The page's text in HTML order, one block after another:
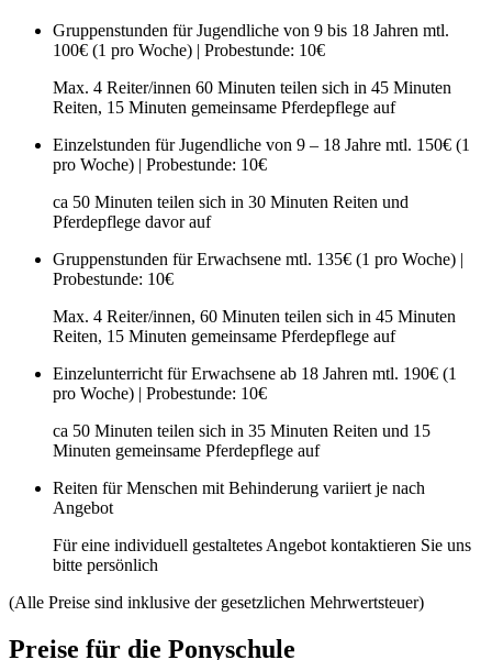
Gruppenstunden für Jugendliche von 9 bis 18 Jahren mtl.
100€ (1 pro Woche) | Probestunde: 10€
Max. 4 Reiter/innen 60 Minuten teilen sich in 45 Minuten
Reiten, 15 Minuten gemeinsame Pferdepflege auf
Einzelstunden für Jugendliche von 9 – 18 Jahre mtl. 150€ (1
pro Woche) | Probestunde: 10€
ca 50 Minuten teilen sich in 30 Minuten Reiten und
Pferdepflege davor auf
Gruppenstunden für Erwachsene mtl. 135€ (1 pro Woche) |
Probestunde: 10€
Max. 4 Reiter/innen, 60 Minuten teilen sich in 45 Minuten
Reiten, 15 Minuten gemeinsame Pferdepflege auf
Einzelunterricht für Erwachsene ab 18 Jahren mtl. 190€ (1
pro Woche) | Probestunde: 10€
ca 50 Minuten teilen sich in 35 Minuten Reiten und 15
Minuten gemeinsame Pferdepflege auf
Reiten für Menschen mit Behinderung variiert je nach
Angebot
Für eine individuell gestaltetes Angebot kontaktieren Sie uns
bitte persönlich
(Alle Preise sind inklusive der gesetzlichen Mehrwertsteuer)
Preise für die Ponyschule